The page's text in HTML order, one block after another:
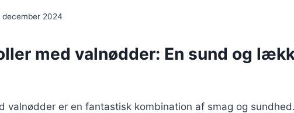
december 2024
med valnødder: En sund og
valnødder er en fantastisk kombination af smag og